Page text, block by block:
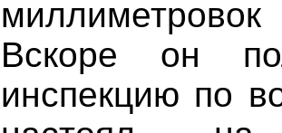
Вскоре он
инспекцию по